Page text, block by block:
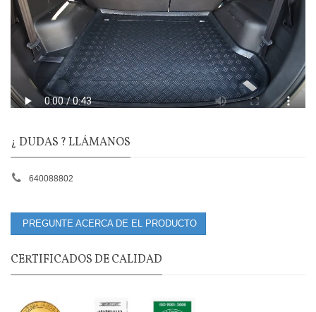
¿ DUDAS ? LLÁMANOS
640088802
PREGUNTE ACERCA DE EL PRODUCTO
CERTIFICADOS DE CALIDAD